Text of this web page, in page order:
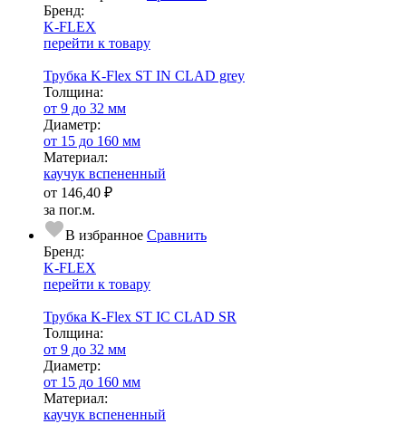
Бренд:
K-FLEX
перейти к товару
Трубка K-Flex ST IN CLAD grey
Тол­щи­на:
от 9 до 32 мм
Диаметр:
от 15 до 160 мм
Ма­­те­­ри­­ал:
каучук вспененный
от 146,40 ₽
за пог.м.
В избранное Сравнить
Бренд:
K-FLEX
перейти к товару
Трубка K-Flex ST IС CLAD SR
Тол­щи­на:
от 9 до 32 мм
Диаметр:
от 15 до 160 мм
Ма­­те­­ри­­ал:
каучук вспененный